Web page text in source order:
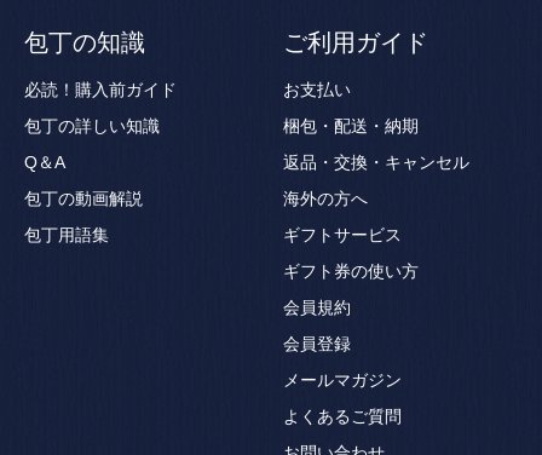
包丁の知識
必読！購入前ガイド
包丁の詳しい知識
Q＆A
包丁の動画解説
包丁用語集
ご利用ガイド
お支払い
梱包・配送・納期
返品・交換・キャンセル
海外の方へ
ギフトサービス
ギフト券の使い方
会員規約
会員登録
メールマガジン
よくあるご質問